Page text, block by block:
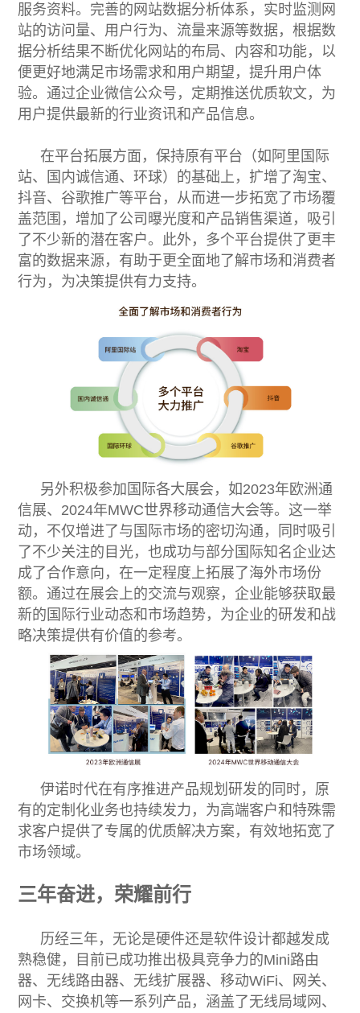
服务资料。完善的网站数据分析体系，实时监测网
站的访问量、用户行为、流量来源等数据，根据数
据分析结果不断优化网站的布局、内容和功能，以
便更好地满足市场需求和用户期望，提升用户体
验。通过企业微信公众号，定期推送优质软文，为
用户提供最新的行业资讯和产品信息。
在平台拓展方面，保持原有平台（如阿里国际
站、国内诚信通、环球）的基础上，扩增了淘宝、
抖音、谷歌推广等平台，从而进一步拓宽了市场覆
盖范围，增加了公司曝光度和产品销售渠道，吸引
了不少新的潜在客户。此外，多个平台提供了更丰
富的数据来源，有助于更全面地了解市场和消费者
行为，为决策提供有力支持。
另外积极参加国际各大展会，如2023年欧洲通
信展、2024年MWC世界移动通信大会等。这一举
动，不仅增进了与国际市场的密切沟通，同时吸引
了不少关注的目光，也成功与部分国际知名企业达
成了合作意向，在一定程度上拓展了海外市场份
额。通过在展会上的交流与观察，企业能够获取最
新的国际行业动态和市场趋势，为企业的研发和战
略决策提供有价值的参考。
伊诺时代在有序推进产品规划研发的同时，原
有的定制化业务也持续发力，为高端客户和特殊需
求客户提供了专属的优质解决方案，有效地拓宽了
市场领域。
三年奋进，荣耀前行
历经三年，无论是硬件还是软件设计都越发成
熟稳健，目前已成功推出极具竞争力的Mini路由
器、无线路由器、无线扩展器、移动WiFi、网关、
网卡、交换机等一系列产品，涵盖了无线局域网、